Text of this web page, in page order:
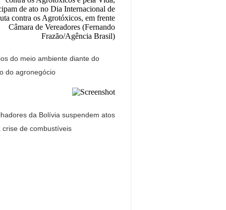
do meio ambiente diante do
do agronegócio
da Bolívia suspendem atos
crise de combustíveis